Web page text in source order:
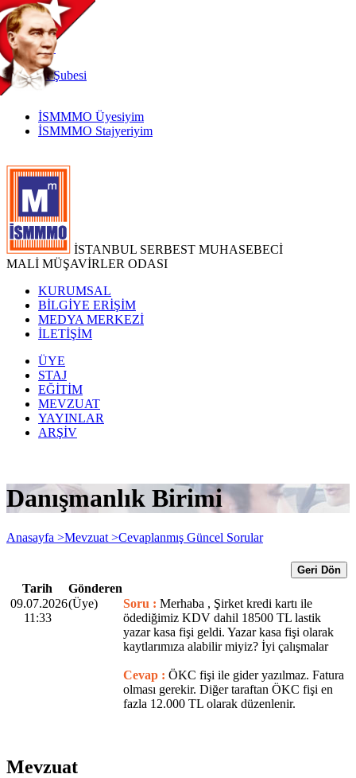
TR
|
EN
İnternetŞubesi
İSMMMO Üyesiyim
İSMMMO Stajyeriyim
İSTANBUL SERBEST MUHASEBECİ
MALİ MÜŞAVİRLER ODASI
KURUMSAL
BİLGİYE ERİŞİM
MEDYA MERKEZİ
İLETİŞİM
ÜYE
STAJ
EĞİTİM
MEVZUAT
YAYINLAR
ARŞİV
Danışmanlık Birimi
Anasayfa >Mevzuat >Cevaplanmış Güncel Sorular
Geri Dön
Tarih
Gönderen
09.07.2026
11:33
(Üye) Soru : Merhaba , Şirket kredi kartı ile
ödediğimiz KDV dahil 18500 TL lastik
yazar kasa fişi geldi. Yazar kasa fişi olarak
kaytlarımıza alabilir miyiz? İyi çalışmalar
Cevap : ÖKC fişi ile gider yazılmaz. Fatura
olması gerekir. Diğer taraftan ÖKC fişi en
fazla 12.000 TL olarak düzenlenir.
Mevzuat